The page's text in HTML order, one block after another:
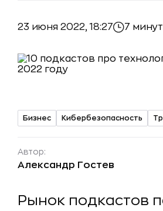
23 июня 2022, 18:27 7 минут
Бизнес Кибербезопасность
Автор:
Александр Гостев
Рынок подкастов